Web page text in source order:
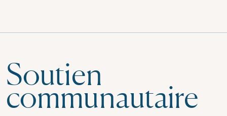
Soutien
communautaire